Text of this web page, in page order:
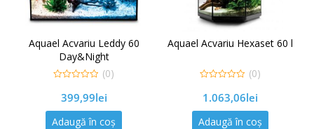
Aquael Acvariu Leddy 60
Day&Night
out
5
(0)
399,99lei
Adaugă în coș
Aquael Acvariu Hexaset 60 l
out
of
5
(0)
1.063,06lei
Adaugă în coș